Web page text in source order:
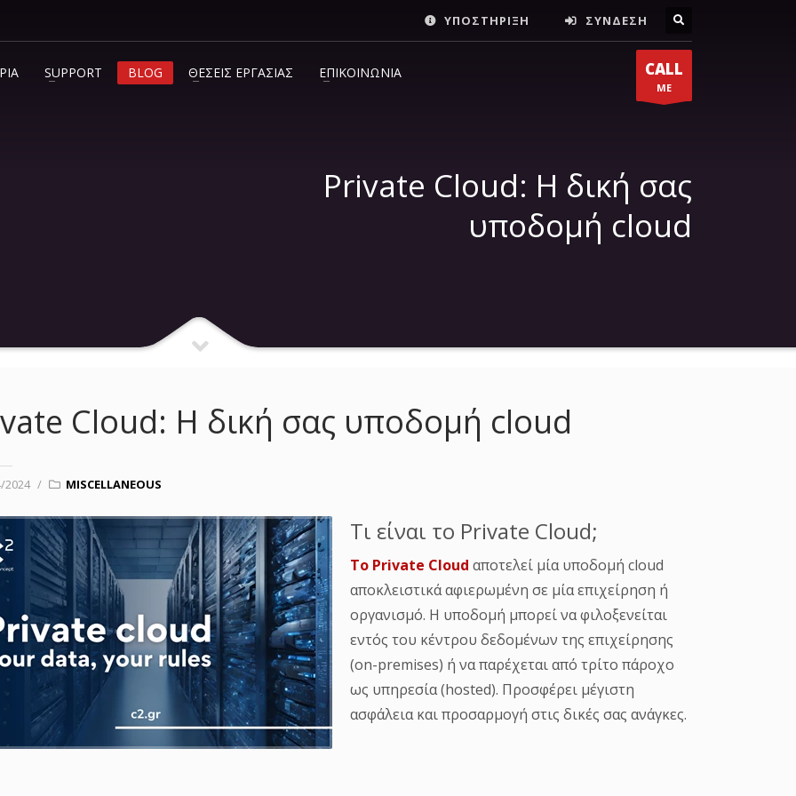
ΔΙΕΥΘΥΝΣΗ
Νερατζιωτίσσης 15, Μαρούσι,
ΥΠΟΣΤΗΡΙΞΗ ΣΥΝΔΕΣΗ
SUPPORT BLOG ΘΕΣΕΙΣ ΕΡΓΑΣΙΑΣ ΕΠΙΚΟΙΝΩΝΙΑ CALL
ME
Private Cloud: H δική σας
υποδομή cloud
Cloud: H δική σας υποδομή cloud
2024 / MISCELLANEOUS
Τι είναι το Private Cloud;
Το Private Cloud αποτελεί μία υποδομή cloud
αποκλειστικά αφιερωμένη σε μία επιχείρηση ή
οργανισμό. Η υποδομή μπορεί να φιλοξενείται
εντός του κέντρου δεδομένων της επιχείρησης
(on-premises) ή να παρέχεται από τρίτο πάροχο
ως υπηρεσία (hosted). Προσφέρει μέγιστη
ασφάλεια και προσαρμογή στις δικές σας ανάγκες.